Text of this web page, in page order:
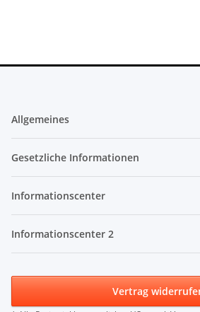
Allgemeines
Gesetzliche Informationen
Informationscenter
Informationscenter 2
Vertrag